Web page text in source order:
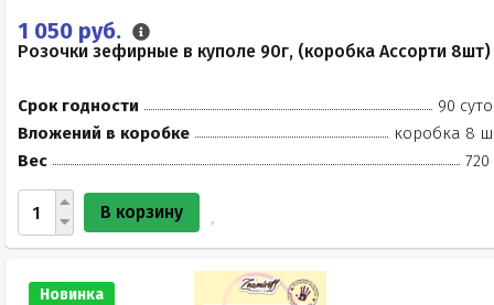
1 050 руб.
Розочки зефирные в куполе 90г, (коробка Ассорти 8шт)
Срок годности
90
Вложений в коробке
коробка 8
Вес
720
В корзину
Новинка